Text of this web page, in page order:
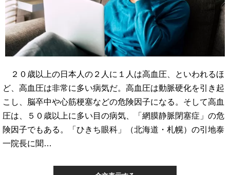
２０歳以上の日本人の２人に１人は高血圧、といわれるほ
ど、高血圧は非常に多い病気だ。高血圧は動脈硬化を引き起
こし、脳卒中や心筋梗塞などの危険因子になる。そして高血
圧は、５０歳以上に多い目の病気、「網膜静脈閉塞症」の危
険因子でもある。「ひきち眼科」（北海道・札幌）の引地泰
一院長に聞…